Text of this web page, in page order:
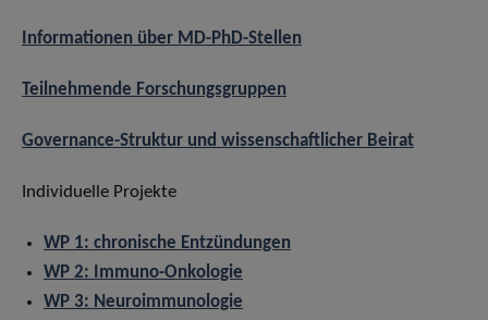
Informationen über MD-PhD-Stellen
Teilnehmende Forschungsgruppen
Governance-Struktur und wissenschaftlicher Beirat
Individuelle Projekte
WP 1: chronische Entzündungen
WP 2: Immuno-Onkologie
WP 3: Neuroimmunologie